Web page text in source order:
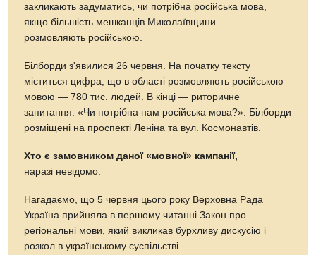
закликають задуматись, чи потрібна російська мова,
якщо більшість мешканців Миколаївщини
розмовляють російською.
Білборди з'явилися 26 червня. На початку тексту
міститься цифра, що в області розмовляють російською
мовою — 780 тис. людей. В кінці — риторичне
запитання: «Чи потрібна нам російська мова?». Білборди
розміщені на проспекті Леніна та вул. Космонавтів.
Хто є замовником даної «мовної» кампанії,
наразі невідомо.
Нагадаємо, що 5 червня цього року Верховна Рада
Україна прийняла в першому читанні Закон про
регіональні мови, який викликав бурхливу дискусію і
розкол в українському суспільстві.